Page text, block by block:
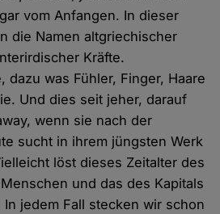
vom Anfangen. In dieser
die Namen altgriechischer
Kräfte.
dazu was Fühler, Finger, Haare
Und dies seit jeher, darauf
wenn sie nach der
sucht in ihrem jüngsten Werk
löst dieses Zeitalter des
und das des Kapitals
jedem Fall stecken wir schon